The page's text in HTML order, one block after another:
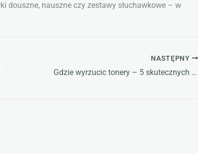
douszne, nauszne czy zestawy słuchawkowe – w
NASTĘPNY
Gdzie wyrzucic tonery – 5 skutecznych metod ekologicznej utylizacji